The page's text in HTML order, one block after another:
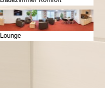
Lounge